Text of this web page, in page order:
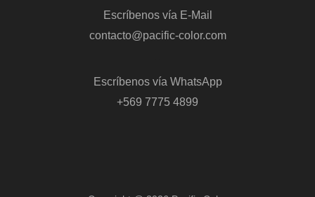
Escríbenos vía E-Mail
contacto@pacific-color.com
Escríbenos vía WhatsApp
+569 7775 4899